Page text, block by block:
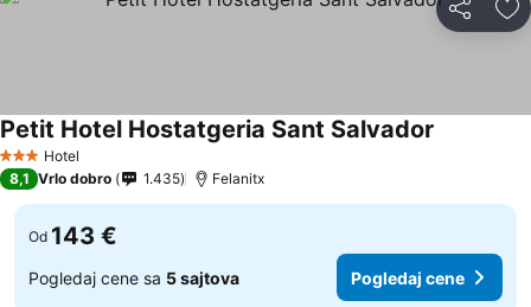
Deli
3 Zvezdice
Hotel
Petit Hotel Hostatgeria Sant Salvador
8,1 Vrlo dobro 1.435 Felanitx
Od 143 €
Pogledaj cene sa 5 sajtova Pogledaj cene